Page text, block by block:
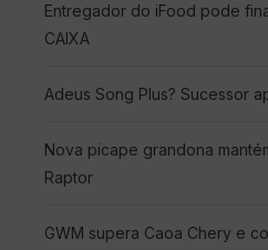
Entregador do iFood pode
CAIXA
Adeus Song Plus? Sucessor
Nova picape grandona
Raptor
GWM supera Caoa Chery e